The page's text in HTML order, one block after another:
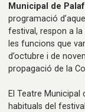
Municipal de
programació
festival, respon a
les funcions que
d’octubre i de
propagació de la
El Teatre Municipal
habituals del